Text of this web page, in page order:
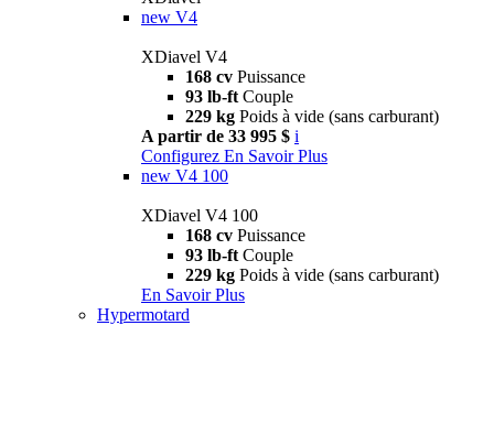
new V4
XDiavel V4
168 cv Puissance
93 lb-ft Couple
229 kg Poids à vide (sans carburant)
A partir de 33 995 $ i
Configurez En Savoir Plus
new V4 100
XDiavel V4 100
168 cv Puissance
93 lb-ft Couple
229 kg Poids à vide (sans carburant)
En Savoir Plus
Hypermotard